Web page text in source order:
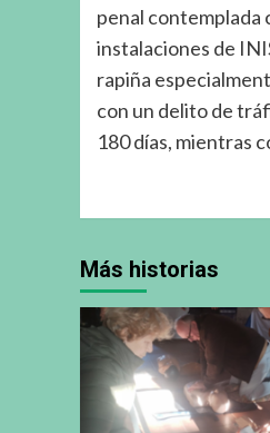
penal contemplada
instalaciones de
rapiña
con un delito de
180 días, mientras
Más historias